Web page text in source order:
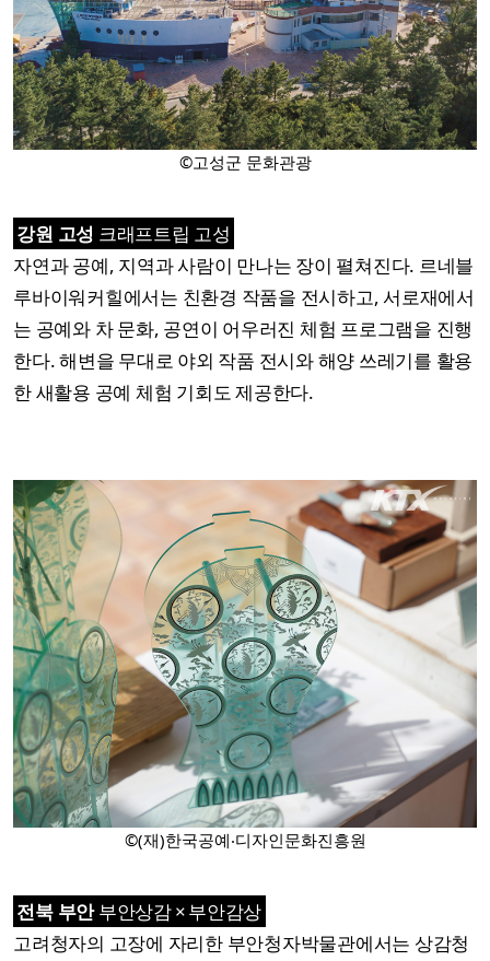
©고성군 문화관광
강원 고성 크래프트립 고성
자연과 공예, 지역과 사람이 만나는 장이 펼쳐진다. 르네블
루바이워커힐에서는 친환경 작품을 전시하고, 서로재에서
는 공예와 차 문화, 공연이 어우러진 체험 프로그램을 진행
한다. 해변을 무대로 야외 작품 전시와 해양 쓰레기를 활용
한 새활용 공예 체험 기회도 제공한다.
©(재)한국공예‧디자인문화진흥원
전북 부안부안상감 × 부안감상
고려청자의 고장에 자리한 부안청자박물관에서는 상감청